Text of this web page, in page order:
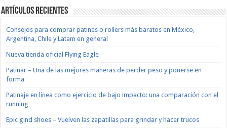
Artículos recientes
Consejos para comprar patines o rollers más baratos en México,
Argentina, Chile y Latam en general
Nueva tienda oficial Flying Eagle
Patinar – Una de las mejores maneras de perder peso y ponerse en
forma
Patinaje en línea como ejercicio de bajo impacto: una comparación con el
running
Epic gind shoes – Vuelven las zapatillas para grindar y hacer trucos